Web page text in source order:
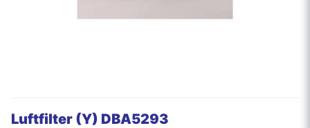
Luftfilter (Y) DBA5293